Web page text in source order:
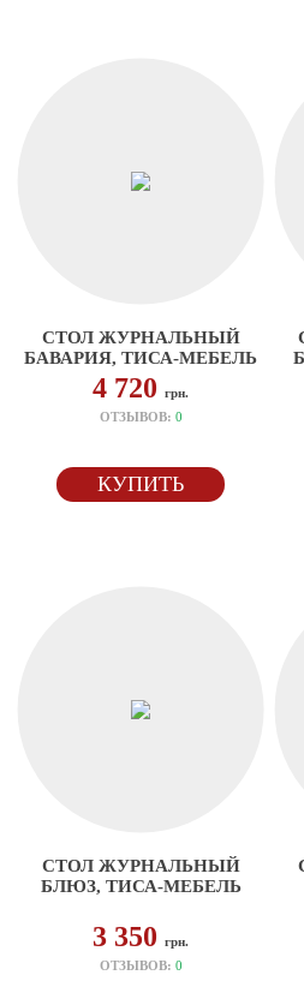
СТОЛ ЖУРНАЛЬНЫЙ
БАВАРИЯ, ТИСА-МЕБЕЛЬ
4 720грн.
ОТЗЫВОВ: 0
КУПИТЬ
СТОЛ ЖУРНАЛЬНЫЙ
БЛЮЗ, ТИСА-МЕБЕЛЬ
3 350грн.
ОТЗЫВОВ: 0